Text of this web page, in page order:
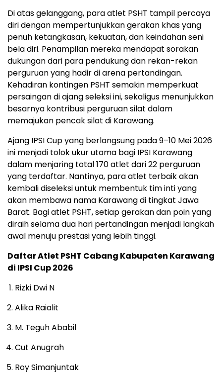
Di atas gelanggang, para atlet PSHT tampil percaya
diri dengan mempertunjukkan gerakan khas yang
penuh ketangkasan, kekuatan, dan keindahan seni
bela diri. Penampilan mereka mendapat sorakan
dukungan dari para pendukung dan rekan-rekan
perguruan yang hadir di arena pertandingan.
Kehadiran kontingen PSHT semakin memperkuat
persaingan di ajang seleksi ini, sekaligus menunjukkan
besarnya kontribusi perguruan silat dalam
memajukan pencak silat di Karawang.
Ajang IPSI Cup yang berlangsung pada 9–10 Mei 2026
ini menjadi tolok ukur utama bagi IPSI Karawang
dalam menjaring total 170 atlet dari 22 perguruan
yang terdaftar. Nantinya, para atlet terbaik akan
kembali diseleksi untuk membentuk tim inti yang
akan membawa nama Karawang di tingkat Jawa
Barat. Bagi atlet PSHT, setiap gerakan dan poin yang
diraih selama dua hari pertandingan menjadi langkah
awal menuju prestasi yang lebih tinggi.
Daftar Atlet PSHT Cabang Kabupaten Karawang
di IPSI Cup 2026
Rizki Dwi N
Alika Raialit
M. Teguh Ababil
Cut Anugrah
Roy Simanjuntak